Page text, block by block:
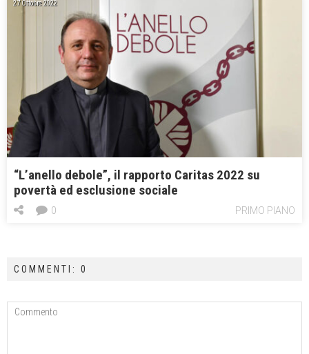
27 Ottobre 2022
“L’anello debole”, il rapporto Caritas 2022 su
povertà ed esclusione sociale
PRIMO PIANO
0
COMMENTI: 0